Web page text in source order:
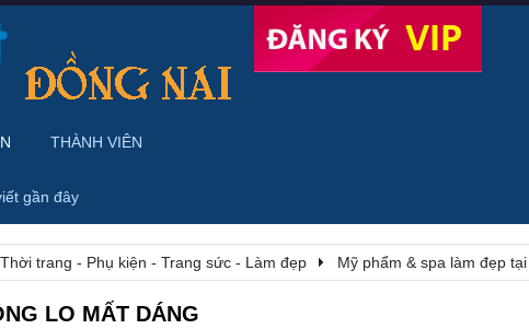
Thời trang - Phụ kiện - Trang sức - Làm đẹp Mỹ phẩm & spa làm đẹp
LO MẤT DÁNG
gần đây
THÀNH VIÊN